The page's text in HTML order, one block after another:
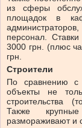
из сферы
площадок в
персонал.
3000 грн. (плюс
грн.
Строители
По сравнению с
объекты не
строительства
Также
размораживают и